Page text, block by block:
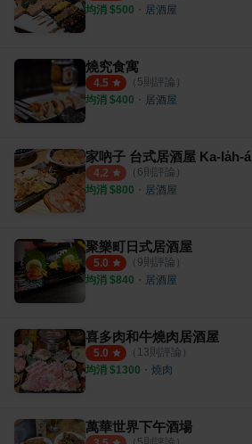
均消 $500 ・ 居酒屋
燒究食寓
4.5 （ 5則評論）
均消 $400 ・ 居酒屋
家吶子 台式居酒屋 Ka-la̍h-á
4.2 （ 6則評論）
均消 $800 ・ 居酒屋
聚樂町日式居酒屋
5.0 （ 9則評論）
均消 $840 ・ 居酒屋
喜多肉和牛燒肉居酒屋
5.0 （ 13則評論）
均消 $1300 ・ 燒肉
萬華世界下午酒場